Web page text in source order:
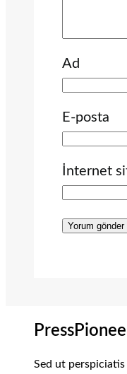
Ad
E-posta
İnternet
Sed ut